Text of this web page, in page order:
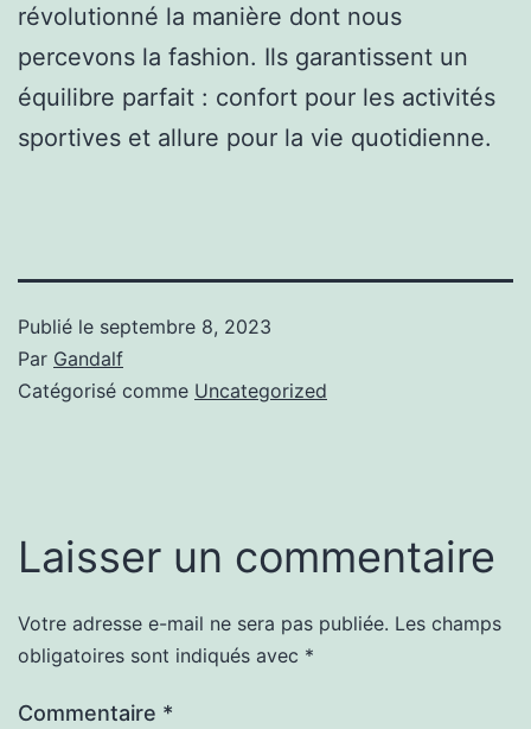
révolutionné la manière dont nous
percevons la fashion. Ils garantissent un
équilibre parfait : confort pour les activités
sportives et allure pour la vie quotidienne.
Publié le septembre 8, 2023
Par Gandalf
Catégorisé comme Uncategorized
Laisser un commentaire
Votre adresse e-mail ne sera pas publiée. Les champs
obligatoires sont indiqués avec *
Commentaire *